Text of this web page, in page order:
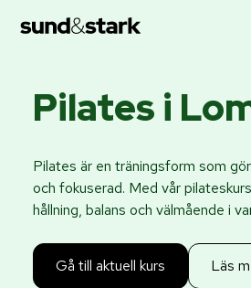
Pilates i
Pilates är en träningsform som
och fokuserad. Med vår
hållning, balans och välmående i
Gå till aktuell kurs Läs